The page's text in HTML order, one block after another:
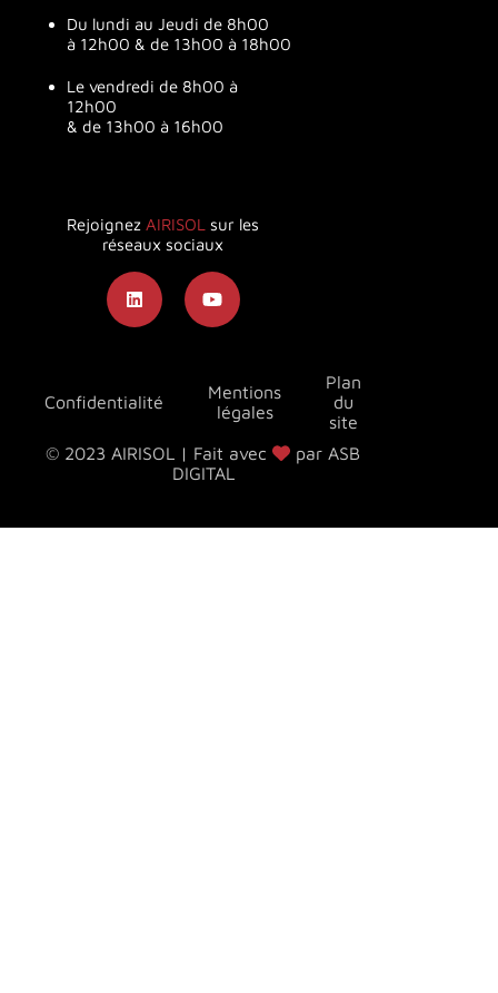
Du lundi au Jeudi de 8h00
à 12h00 & de 13h00 à 18h00
Le vendredi de 8h00 à
12h00
& de 13h00 à 16h00
Confidentialité
Mentions
légales
Plan
du
site
© 2023 AIRISOL | Fait avec
par ASB
DIGITAL
Rejoignez AIRISOL sur les
réseaux sociaux